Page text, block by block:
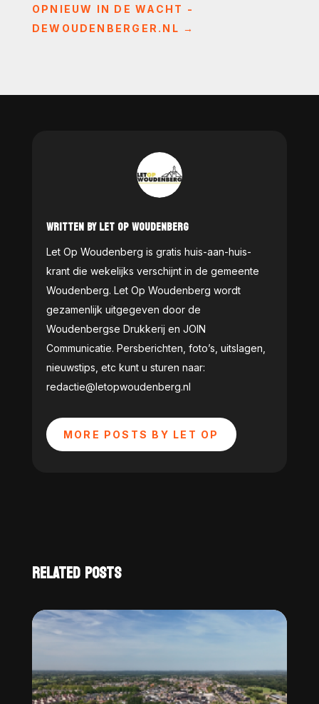
OPNIEUW IN DE WACHT -
DEWOUDENBERGER.NL →
WRITTEN BY LET OP WOUDENBERG
Let Op Woudenberg is gratis huis-aan-huis-
krant die wekelijks verschijnt in de gemeente
Woudenberg. Let Op Woudenberg wordt
gezamenlijk uitgegeven door de
Woudenbergse Drukkerij en JOIN
Communicatie. Persberichten, foto’s, uitslagen,
nieuwstips, etc kunt u sturen naar:
redactie@letopwoudenberg.nl
MORE POSTS BY LET OP
RELATED POSTS